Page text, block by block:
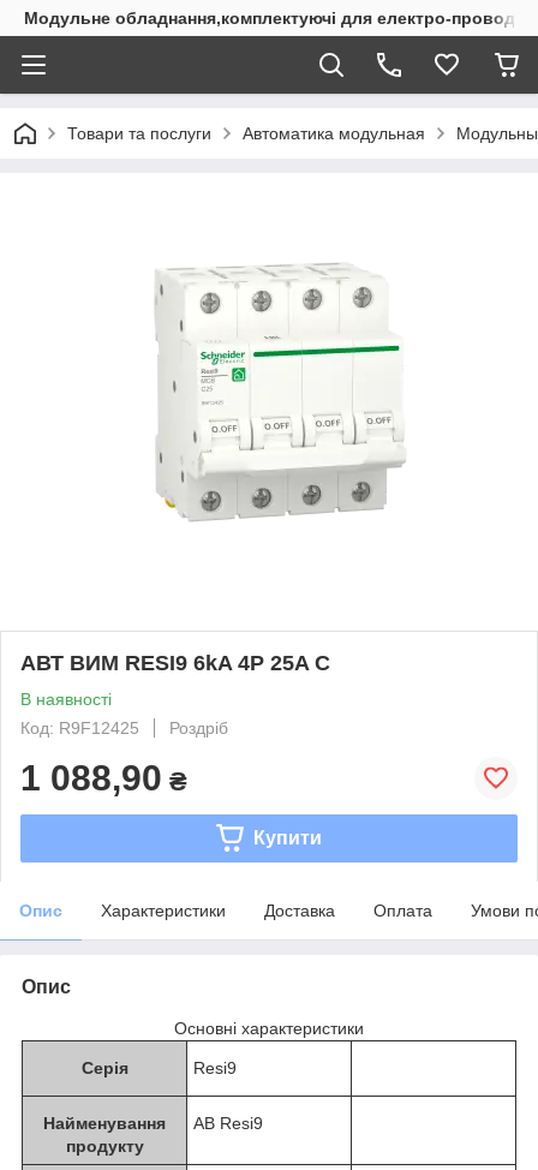
Модульне обладнання,комплектуючі для електро-проводки
Товари та послуги Автоматика модульная
АВТ ВИМ RESI9 6kA 4P 25A C
В наявності
Код: R9F12425
Роздріб
1 088,90 ₴
Купити
Опис Характеристики Доставка Оплата Умови
Опис
Основні характеристики
Серія Resi9
Найменування
продукту
АВ Resi9